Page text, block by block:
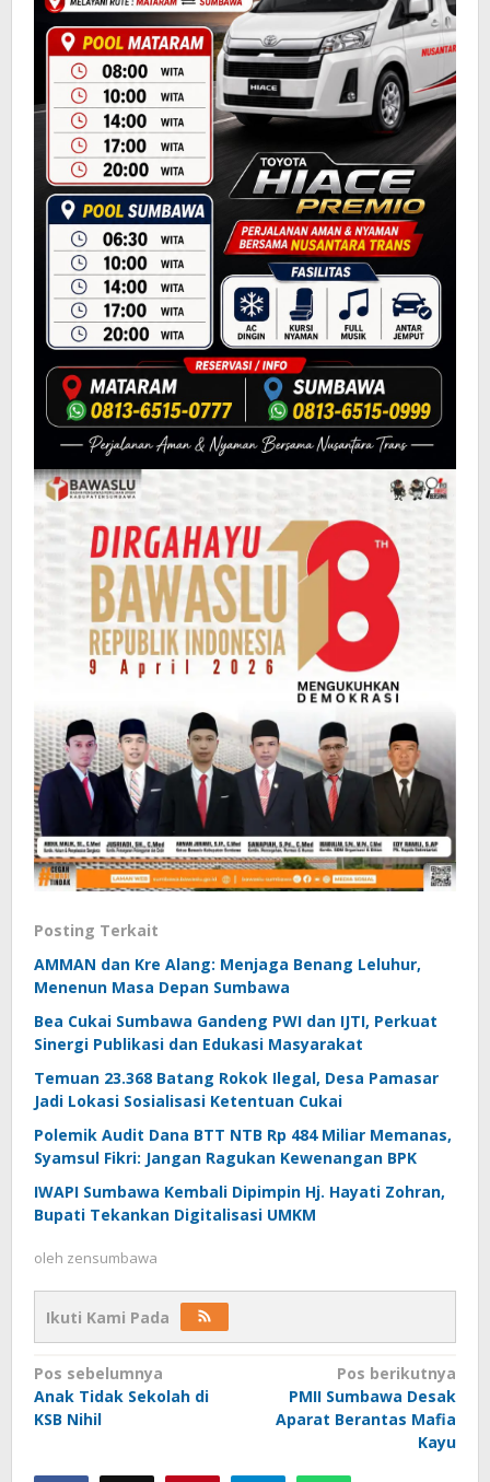
Posting Terkait
AMMAN dan Kre Alang: Menjaga Benang Leluhur,
Menenun Masa Depan Sumbawa
Bea Cukai Sumbawa Gandeng PWI dan IJTI, Perkuat
Sinergi Publikasi dan Edukasi Masyarakat
Temuan 23.368 Batang Rokok Ilegal, Desa Pamasar
Jadi Lokasi Sosialisasi Ketentuan Cukai
Polemik Audit Dana BTT NTB Rp 484 Miliar Memanas,
Syamsul Fikri: Jangan Ragukan Kewenangan BPK
IWAPI Sumbawa Kembali Dipimpin Hj. Hayati Zohran,
Bupati Tekankan Digitalisasi UMKM
oleh zensumbawa
Ikuti Kami Pada
Navigasi
pos
Pos sebelumnya
Anak Tidak Sekolah di
KSB Nihil
Pos berikutnya
PMII Sumbawa Desak
Aparat Berantas Mafia
Kayu